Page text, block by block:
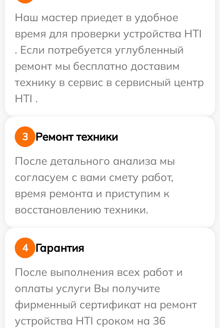
Наш мастер приедет в удобное
время для проверки устройства HTI
. Если потребуется углубленный
ремонт мы бесплатно доставим
технику в сервис в сервисный центр
HTI .
3
Ремонт техники
После детального анализа мы
согласуем с вами смету работ,
время ремонта и приступим к
восстановлению техники.
4
Гарантия
После выполнения всех работ и
оплаты услуги Вы получите
фирменный сертификат на ремонт
устройства HTI сроком на 36